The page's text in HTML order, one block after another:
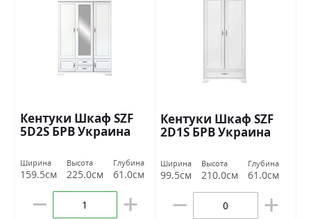
Кентуки Шкаф SZF
5D2S БРВ Украина
Ширина
159.5см
Высота
225.0см
Глубина
61.0см
Кентуки Шкаф SZF
2D1S БРВ Украина
Ширина
99.5см
Высота
210.0см
Глубина
61.0см